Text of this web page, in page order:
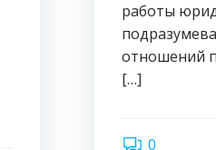
работы
отношений
[…]
0